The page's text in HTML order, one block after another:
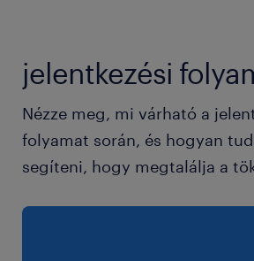
jelentkezési
Nézze meg, mi várható a
folyamat során, és hogyan
segíteni, hogy megtalálja a